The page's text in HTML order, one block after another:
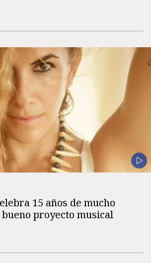
15 años de mucho
proyecto musical